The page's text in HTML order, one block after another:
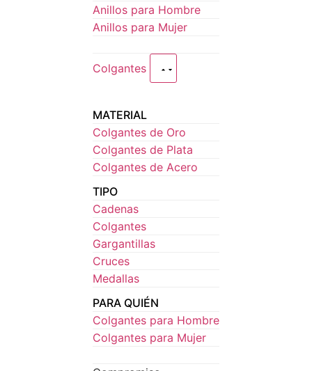
Anillos para Hombre
Anillos para Mujer
Colgantes
MATERIAL
Colgantes de Oro
Colgantes de Plata
Colgantes de Acero
TIPO
Cadenas
Colgantes
Gargantillas
Cruces
Medallas
PARA QUIÉN
Colgantes para Hombre
Colgantes para Mujer